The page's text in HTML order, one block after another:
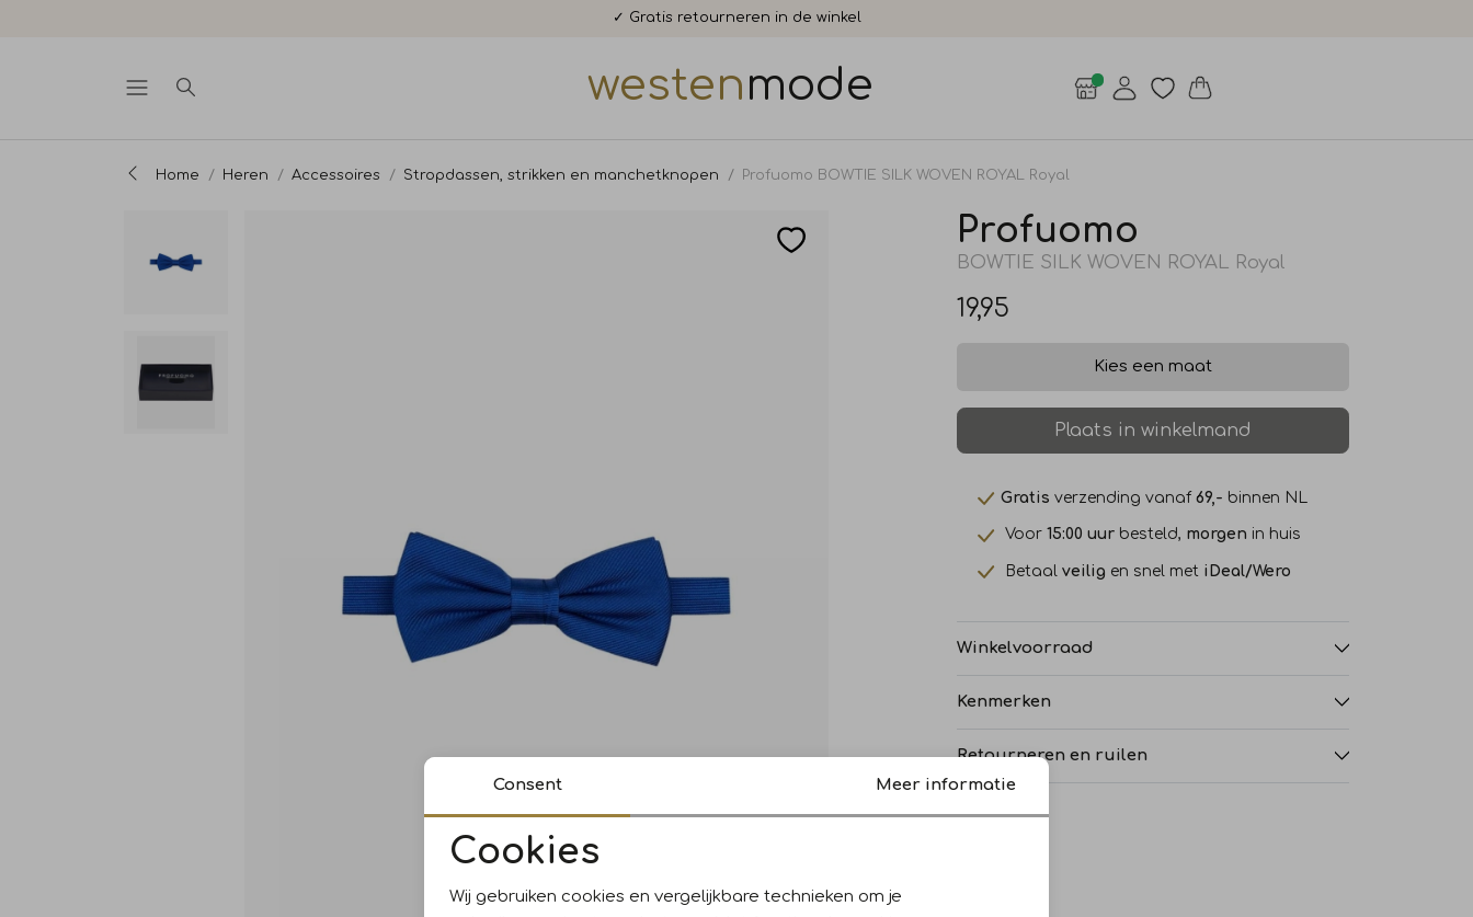
✓ Gratis retourneren in de winkel
westenmode
Home Heren Accessoires Stropdassen, strikken en manchetknopen Profuomo BOWTIE SILK WOVEN ROYAL Royal
Profuomo
BOWTIE SILK WOVEN ROYAL Royal
19,95
Kies een maat
Plaats in winkelmand
Gratis verzending vanaf69,- binnen NL
Voor15:00 uur besteld, morgen in huis
Betaalveilig en snel met iDeal/Wero
Winkelvoorraad
Kenmerken
Retourneren en ruilen
Noodzakelijke cookies
Consent Meer informatie
Cookies
Wij gebruiken cookies en vergelijkbare technieken om je